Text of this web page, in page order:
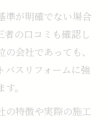
準が明確でない場合
者の口コミも確認し
会社であっても、
バスリフォームに強
。
の特徴や実際の施工